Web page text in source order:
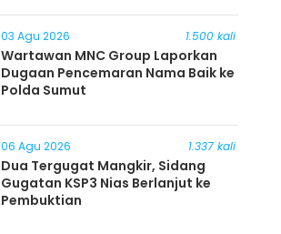
03 Agu 2026 1.500 kali
Wartawan MNC Group Laporkan
Dugaan Pencemaran Nama Baik ke
Polda Sumut
06 Agu 2026 1.337 kali
Dua Tergugat Mangkir, Sidang
Gugatan KSP3 Nias Berlanjut ke
Pembuktian